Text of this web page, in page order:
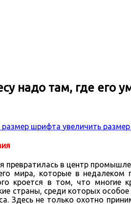
надо там, где его
увеличить
в центр
мира, которые в
кроется в том, что многие
страны, среди которых
Здесь не только охотно